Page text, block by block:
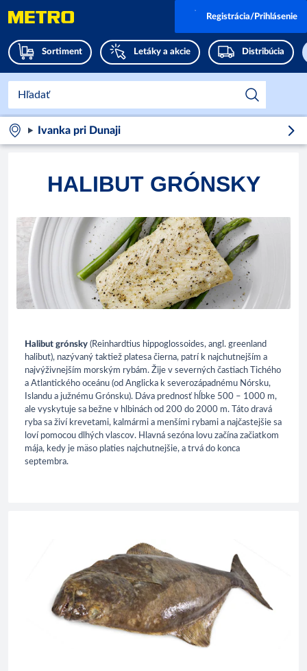
Sortiment Letáky a akcie Distribúcia
Registrácia/Prihlásenie
Ivanka pri Dunaji
HALIBUT GRÓNSKY
Halibut grónsky (Reinhardtius hippoglossoides, angl. greenland
halibut), nazývaný taktiež platesa čierna, patrí k najchutnejším a
najvýživnejším morským rybám. Žije v severných častiach Tichého
a Atlantického oceánu (od Anglicka k severozápadnému Nórsku,
Islandu a južnému Grónsku). Dáva prednosť hĺbke 500 – 1000 m,
ale vyskytuje sa bežne v hlbinách od 200 do 2000 m. Táto dravá
ryba sa živí krevetami, kalmármi a menšími rybami a najčastejšie sa
loví pomocou dlhých vlascov. Hlavná sezóna lovu začína začiatkom
mája, kedy je mäso platies najchutnejšie, a trvá do konca
septembra.